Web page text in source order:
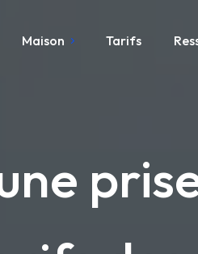
Maison Tarifs